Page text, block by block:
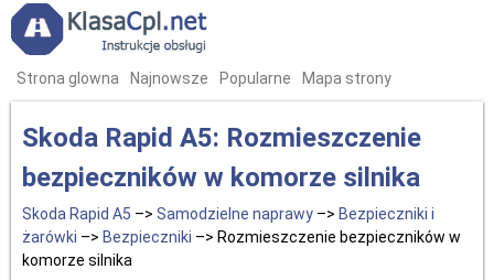
Strona glowna Najnowsze Popularne Mapa strony
Skoda Rapid A5: Rozmieszczenie
bezpieczników w komorze silnika
Skoda Rapid A5 –> Samodzielne naprawy –> Bezpieczniki i
żarówki –> Bezpieczniki –> Rozmieszczenie bezpieczników w
komorze silnika